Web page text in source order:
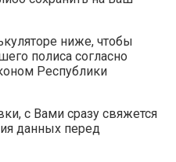
ниже, чтобы
полиса согласно
Республики
с Вами сразу свяжется
данных перед